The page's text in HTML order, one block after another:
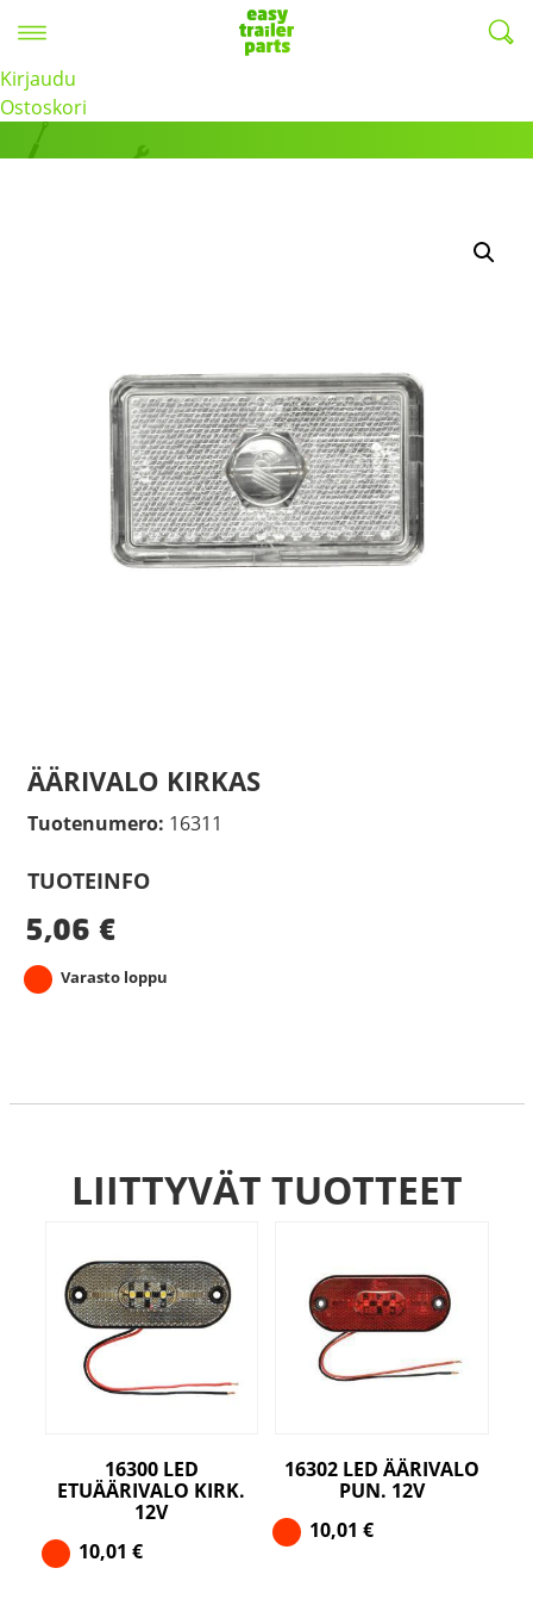
Kirjaudu
Ostoskori
Tuotteet
ÄÄRIVALO KIRKAS
Tuotenumero: 16311
TUOTEINFO
5,06 €
Varasto loppu
LIITTYVÄT TUOTTEET
16300 LED
ETUÄÄRIVALO KIRK.
12V
10,01 €
16302 LED ÄÄRIVALO
PUN. 12V
10,01 €